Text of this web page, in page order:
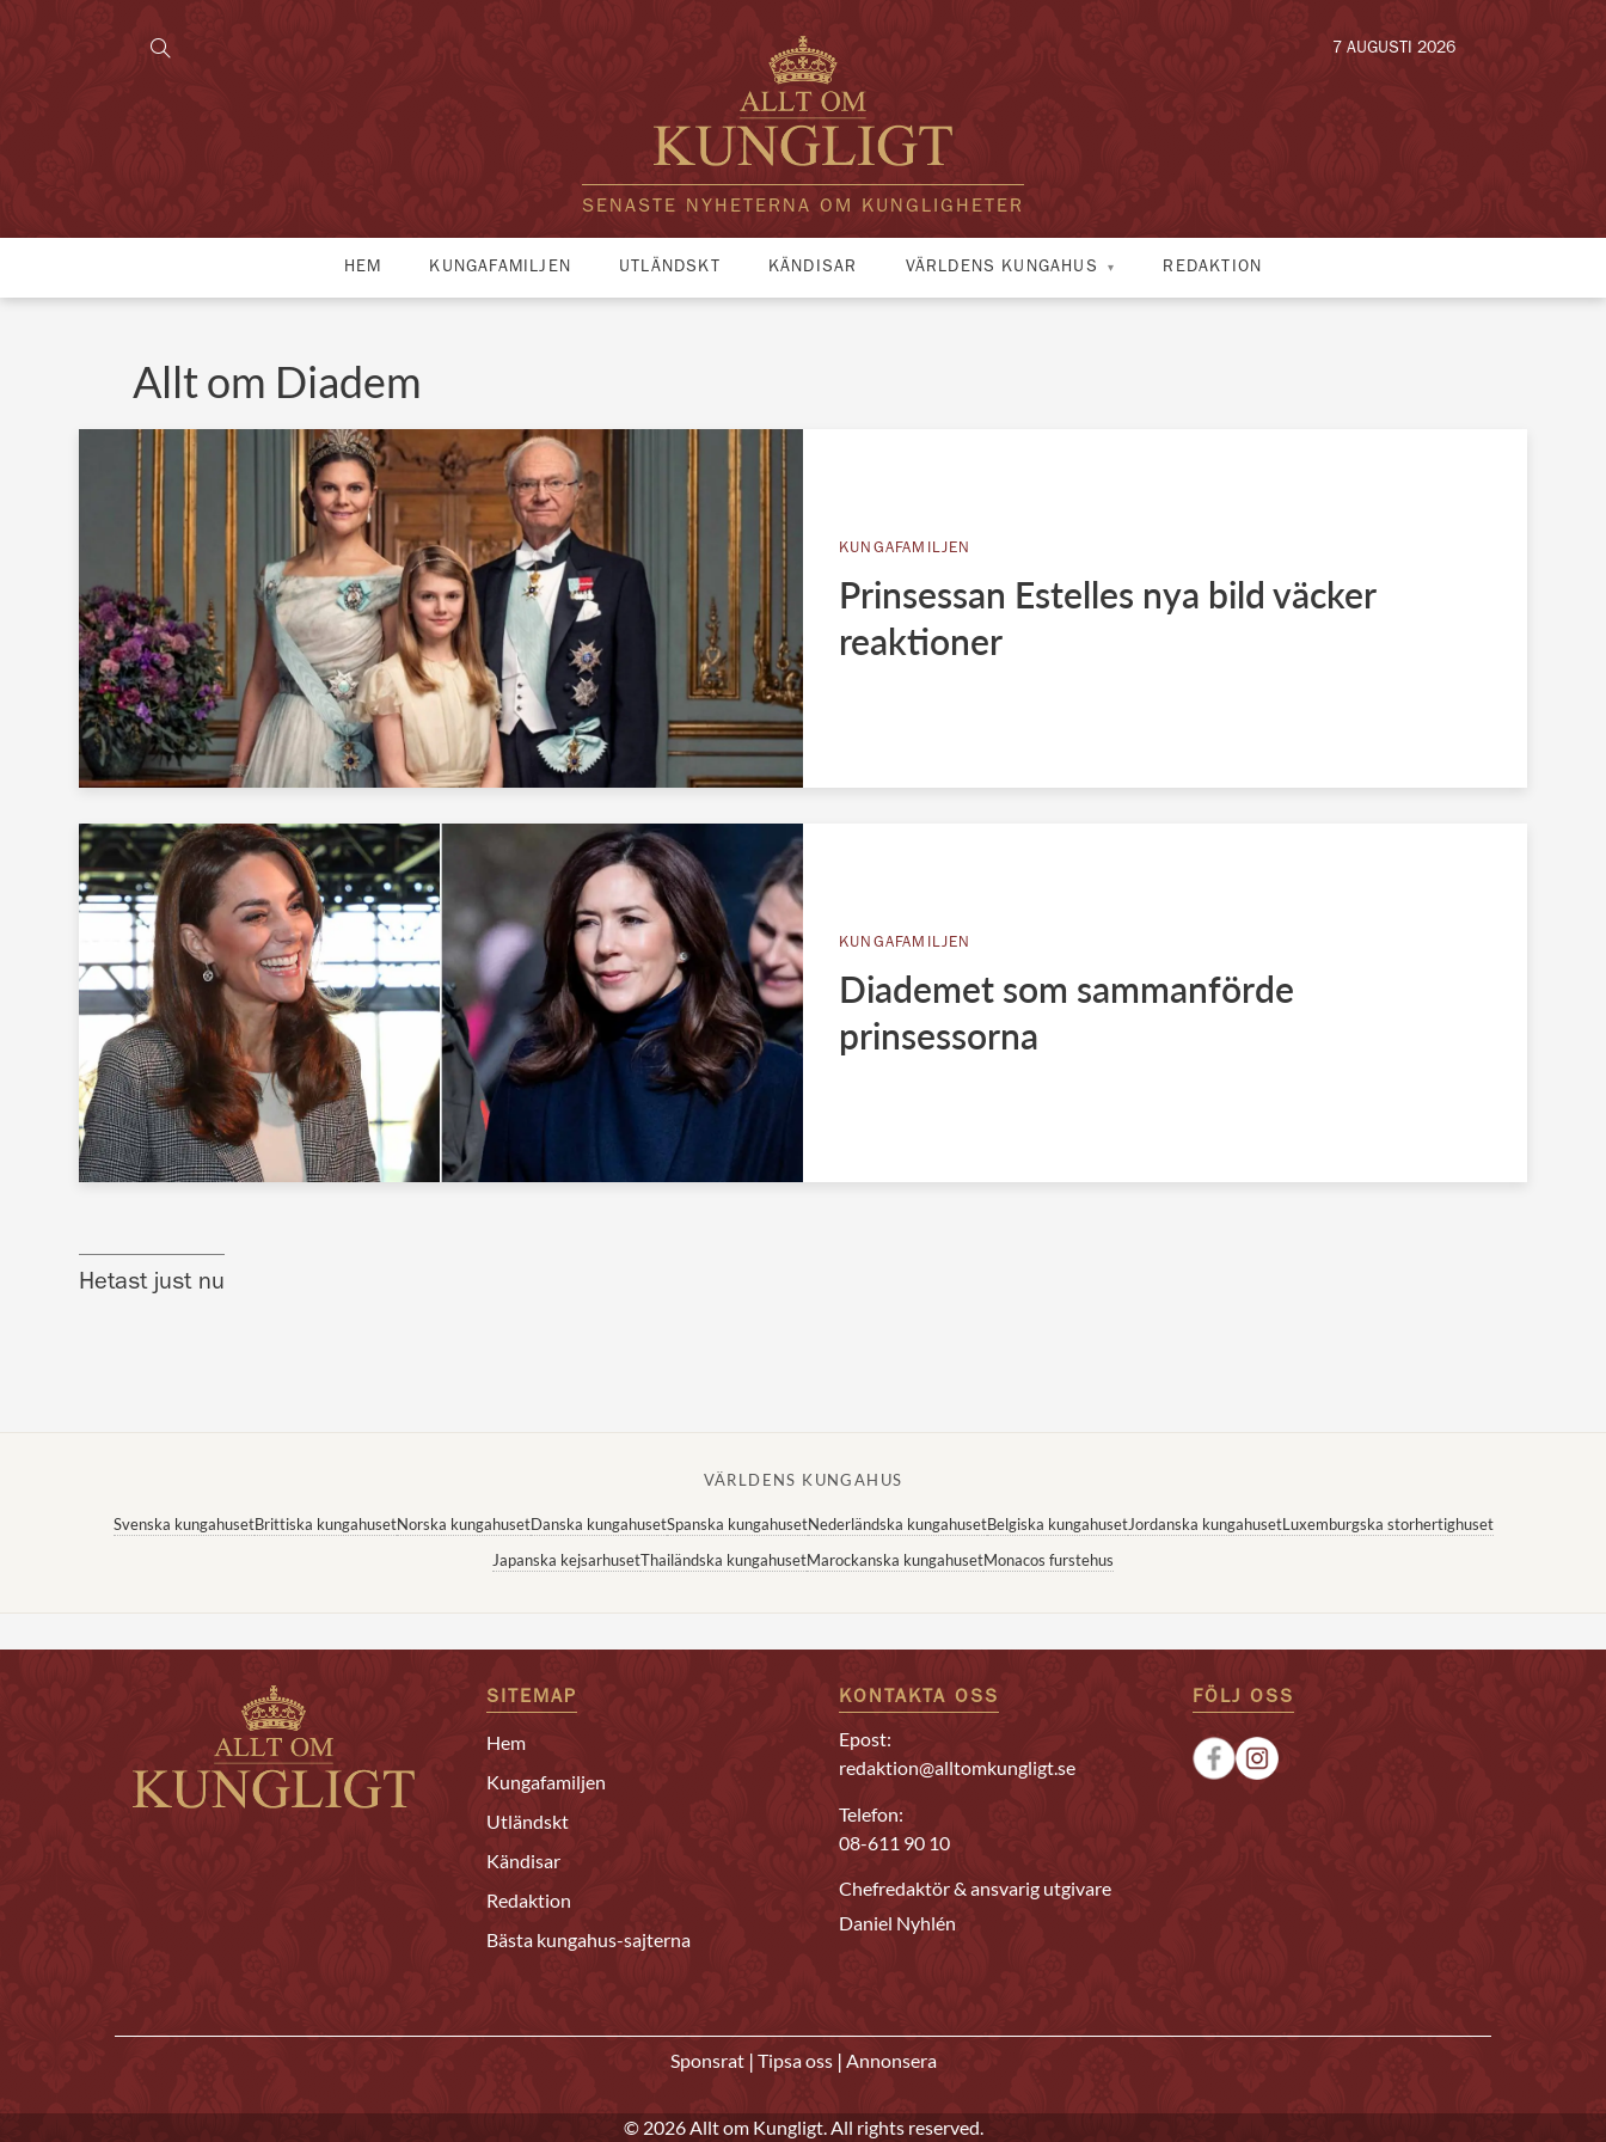
SENASTE NYHETERNA OM KUNGLIGHETER
7 AUGUSTI 2026
HEM KUNGAFAMILJEN UTLÄNDSKT KÄNDISAR VÄRLDENS KUNGAHUS REDAKTION
Allt om Diadem
KUNGAFAMILJEN
Prinsessan Estelles nya bild väcker
reaktioner
KUNGAFAMILJEN
Diademet som sammanförde
prinsessorna
Hetast just nu
VÄRLDENS KUNGAHUS
Svenska kungahusetBrittiska kungahusetNorska kungahusetDanska kungahusetSpanska kungahusetNederländska kungahusetBelgiska kungahusetJordanska kungahusetLuxemburgska storhertighuset
Japanska kejsarhusetThailändska kungahusetMarockanska kungahusetMonacos furstehus
SITEMAP
Hem
Kungafamiljen
Utländskt
Kändisar
Redaktion
Bästa kungahus-sajterna
KONTAKTA OSS
Epost:
redaktion@alltomkungligt.se
Telefon:
08-611 90 10
Chefredaktör & ansvarig utgivare
Daniel Nyhlén
FÖLJ OSS
Sponsrat | Tipsa oss | Annonsera
© 2026 Allt om Kungligt. All rights reserved.